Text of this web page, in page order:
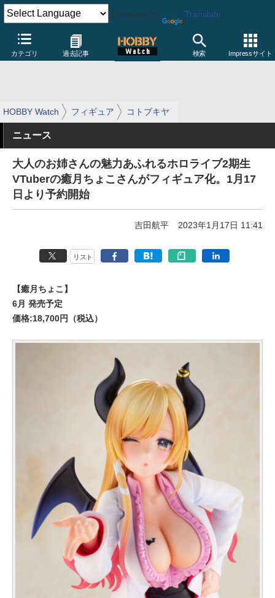
Powered by Translate
カテゴリ 過去記事 検索 Impressサイト
HOBBY Watch フィギュア コトブキヤ
ニュース
大人のお姉さんの魅力あふれるホロライブ2期生
VTuberの癒月ちょこさんがフィギュア化。1月17
日より予約開始
吉田航平 2023年1月17日 11:41
リスト
【癒月ちょこ】
6月 発売予定
価格:18,700円（税込）